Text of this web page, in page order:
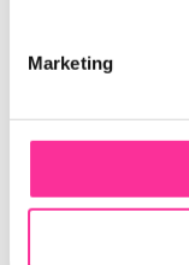
Marketing